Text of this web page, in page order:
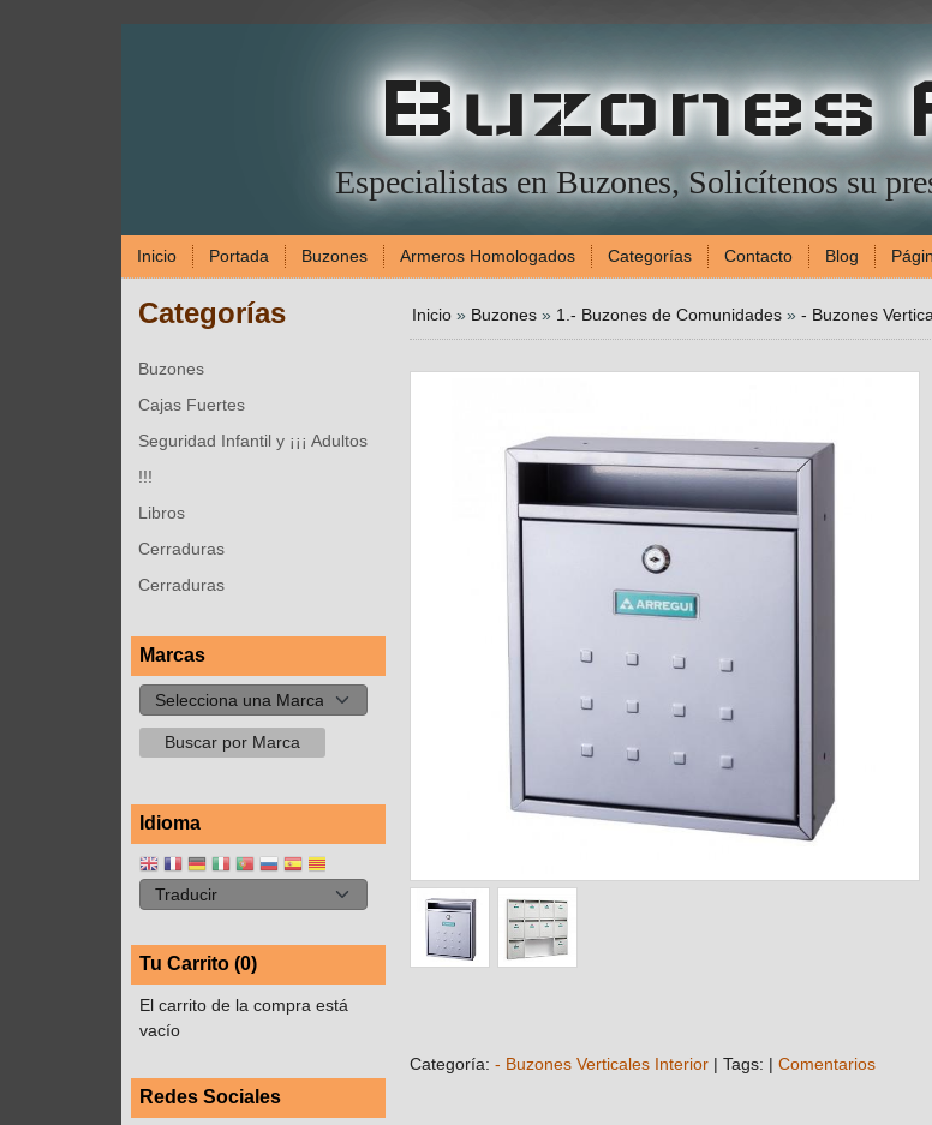
Buzones
Especialistas en Buzones, Solicítenos su
Inicio Portada Buzones Armeros Homologados Categorías Contacto Blog
Categorías
Buzones
Cajas Fuertes
Seguridad Infantil y ¡¡¡ Adultos
!!!
Libros
Cerraduras
Cerraduras
Marcas
Idioma
Tu Carrito (0)
El carrito de la compra está
vacío
Redes Sociales
Inicio» Buzones» 1.- Buzones de Comunidades» - Buzones
Categoría: - Buzones Verticales Interior| Tags: | Comentarios